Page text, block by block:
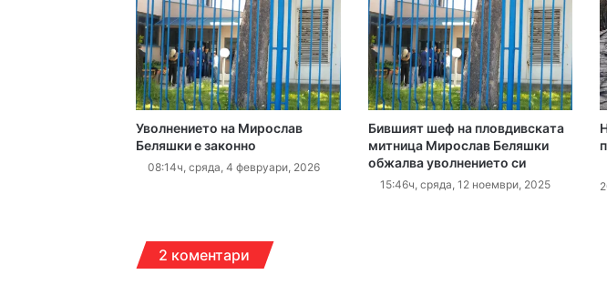
16:00ч, петък, 7 август, 2026
15:43ч, петък, 7 август, 2026
Уволнението на Мирослав
Беляшки е законно
08:14ч, сряда, 4 февруари, 2026
Бившият шеф на пловдивската
митница Мирослав Беляшки
обжалва уволнението си
15:46ч, сряда, 12 ноември, 2025
2 коментари